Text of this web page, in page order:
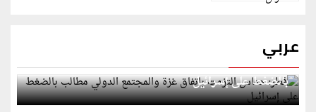
عربي
قطر: حماس التزمت باتفاق غزة والمجتمع الدولي مطالب
بالضغط على إسرائيل